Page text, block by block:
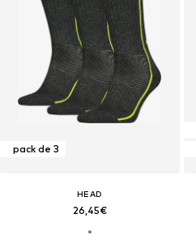
pack de 3
HEAD
26,45€